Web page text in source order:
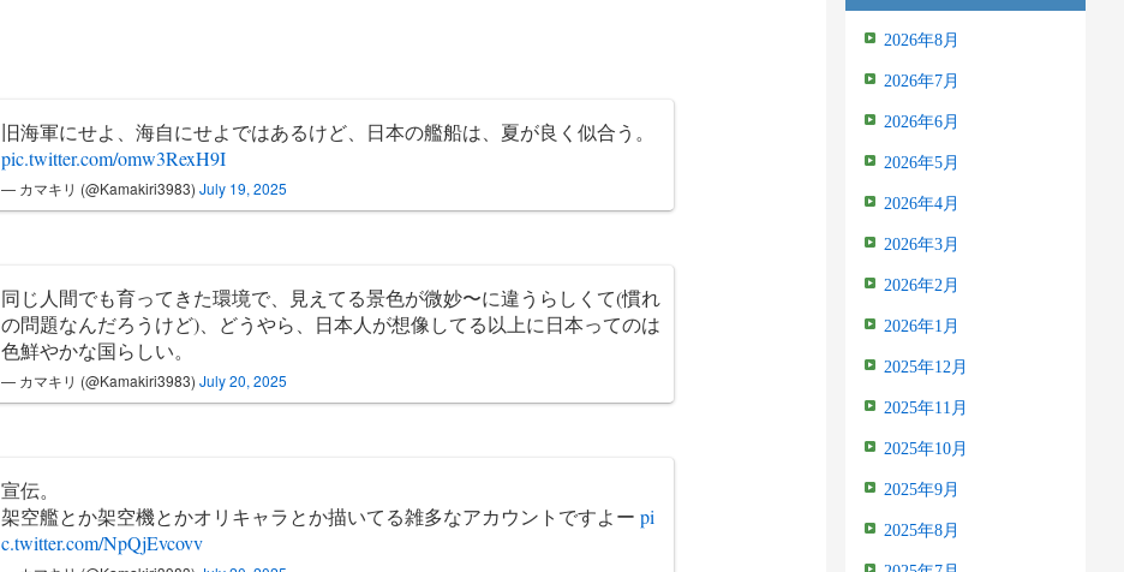
旧海軍にせよ、海自にせよではあるけど、日本の艦船は、夏が良く似合う。
pic.twitter.com/omw3RexH9I
— カマキリ (@Kamakiri3983) July 19, 2025
同じ人間でも育ってきた環境で、見えてる景色が微妙〜に違うらしくて(慣れ
の問題なんだろうけど)、どうやら、日本人が想像してる以上に日本ってのは
色鮮やかな国らしい。
— カマキリ (@Kamakiri3983) July 20, 2025
宣伝。
架空艦とか架空機とかオリキャラとか描いてる雑多なアカウントですよー pi
c.twitter.com/NpQjEvcovv
2026年8月
2026年7月
2026年6月
2026年5月
2026年4月
2026年3月
2026年2月
2026年1月
2025年12月
2025年11月
2025年10月
2025年9月
2025年8月